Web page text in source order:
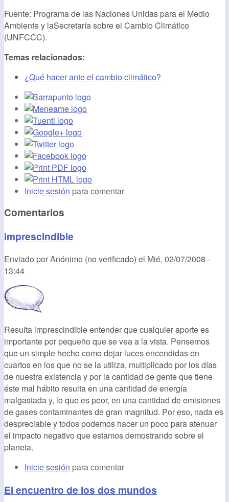
Fuente: Programa de las Naciones Unidas para el Medio
Ambiente y laSecretaría sobre el Cambio Climático
(UNFCCC).
Temas relacionados:
¿Qué hacer ante el cambio climático?
Inicie sesión para comentar
Comentarios
imprescindible
Enviado porAnónimo (no verificado) el Mié, 02/07/2008 -
13:44
Resulta imprescindible entender que cualquier aporte es
importante por pequeño que se vea a la vista. Pensemos
que un simple hecho como dejar luces encendidas en
cuartos en los que no se la utiliza, multiplicado por los días
de nuestra existencia y por la cantidad de gente que tiene
éste mal hábito resulta en una cantidad de energía
malgastada y, lo que es peor, en una cantidad de emisiones
de gases contaminantes de gran magnitud. Por eso, nada es
despreciable y todos podemos hacer un poco para atenuar
el impacto negativo que estamos demostrando sobre el
planeta.
Inicie sesión para comentar
El encuentro de los dos mundos